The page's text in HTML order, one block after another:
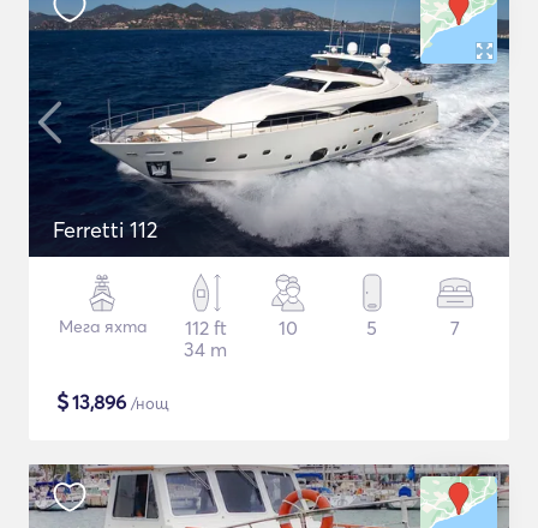
Ferretti 112
Мега яхта
112 ft
34 m
10 5 7
$13,896 /нощ